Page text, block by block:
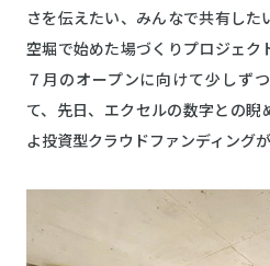
さを伝えたい、みんなで共有し
空堀で始めた場づくりプロジェク
７月のオープンに向けて少しず
て、先日、エクセルの数字との睨
よ投資型クラウドファンディング